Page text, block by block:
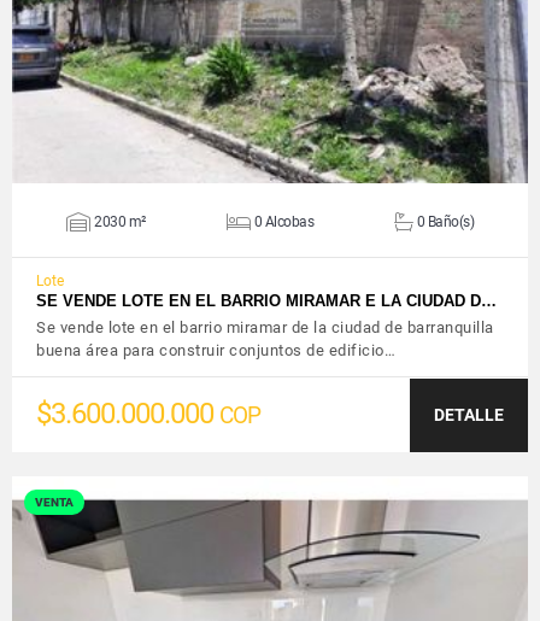
VER DETALLES
2030 m² 0 Alcobas 0 Baño(s)
Lote
SE VENDE LOTE EN EL BARRIO MIRAMAR E LA CIUDAD D…
Se vende lote en el barrio miramar de la ciudad de barranquilla
buena área para construir conjuntos de edificio…
$3.600.000.000 COP DETALLE
VENTA